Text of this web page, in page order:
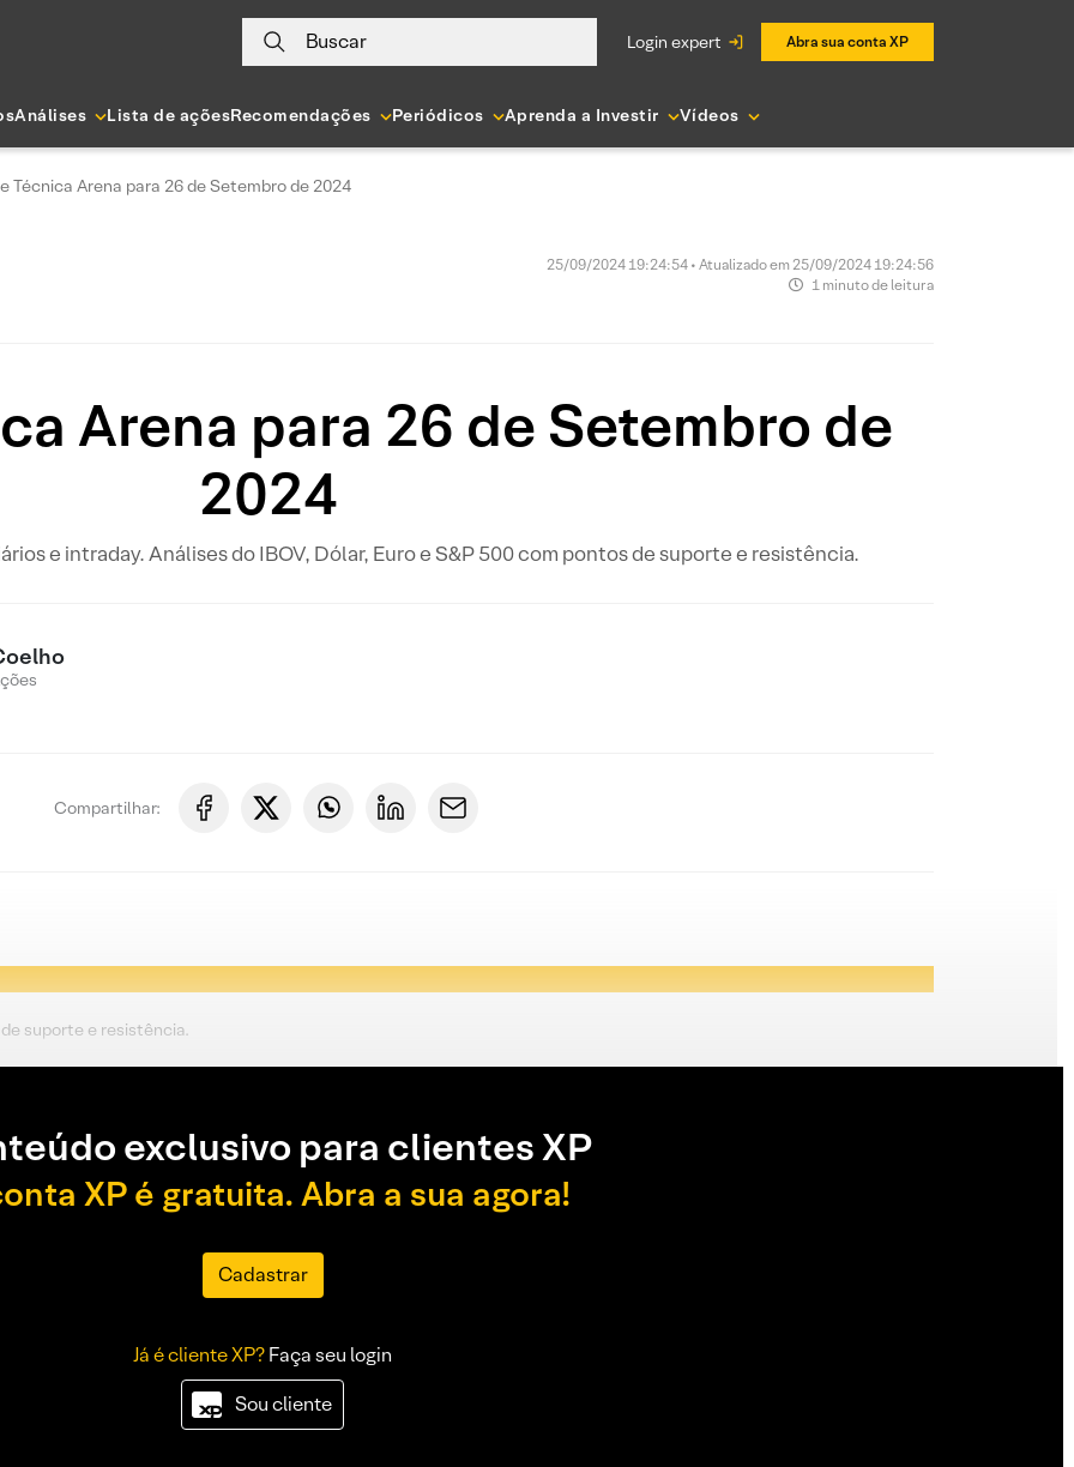
Buscar login expert Abra sua conta XP
Análises Lista de açõesRecomendações Periódicos Aprenda a Investir Vídeos
Técnica Arena para 26 de Setembro de 2024
25/09/2024 19:24:54 • Atualizado em 25/09/2024 19:24:56
1 minuto de leitura
Arena para 26 de Setembro de
2024
e intraday. Análises do IBOV, Dólar, Euro e S&P 500 com pontos de suporte e resistência.
Compartilhar:
suporte e resistência.
exclusivo para clientes XP
XP é gratuita. Abra a sua agora!
Cadastrar
Já é cliente XP?Faça seu login
Sou cliente